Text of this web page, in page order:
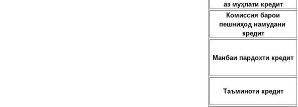
аз муҳлати кредит
Комиссия барои
пешниҳод намудани
кредит
Манбаи пардохти кредит
Таъминоти кредит